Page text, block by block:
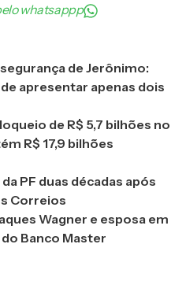
whatsappp
de Jerônimo:
apresentar apenas dois
de R$ 5,7 bilhões no
R$ 17,9 bilhões
PF duas décadas após
Correios
Wagner e esposa em
Banco Master